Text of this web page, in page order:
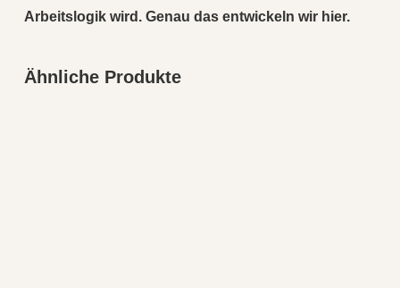
Arbeitslogik wird. Genau das entwickeln wir hier.
Ähnliche Produkte